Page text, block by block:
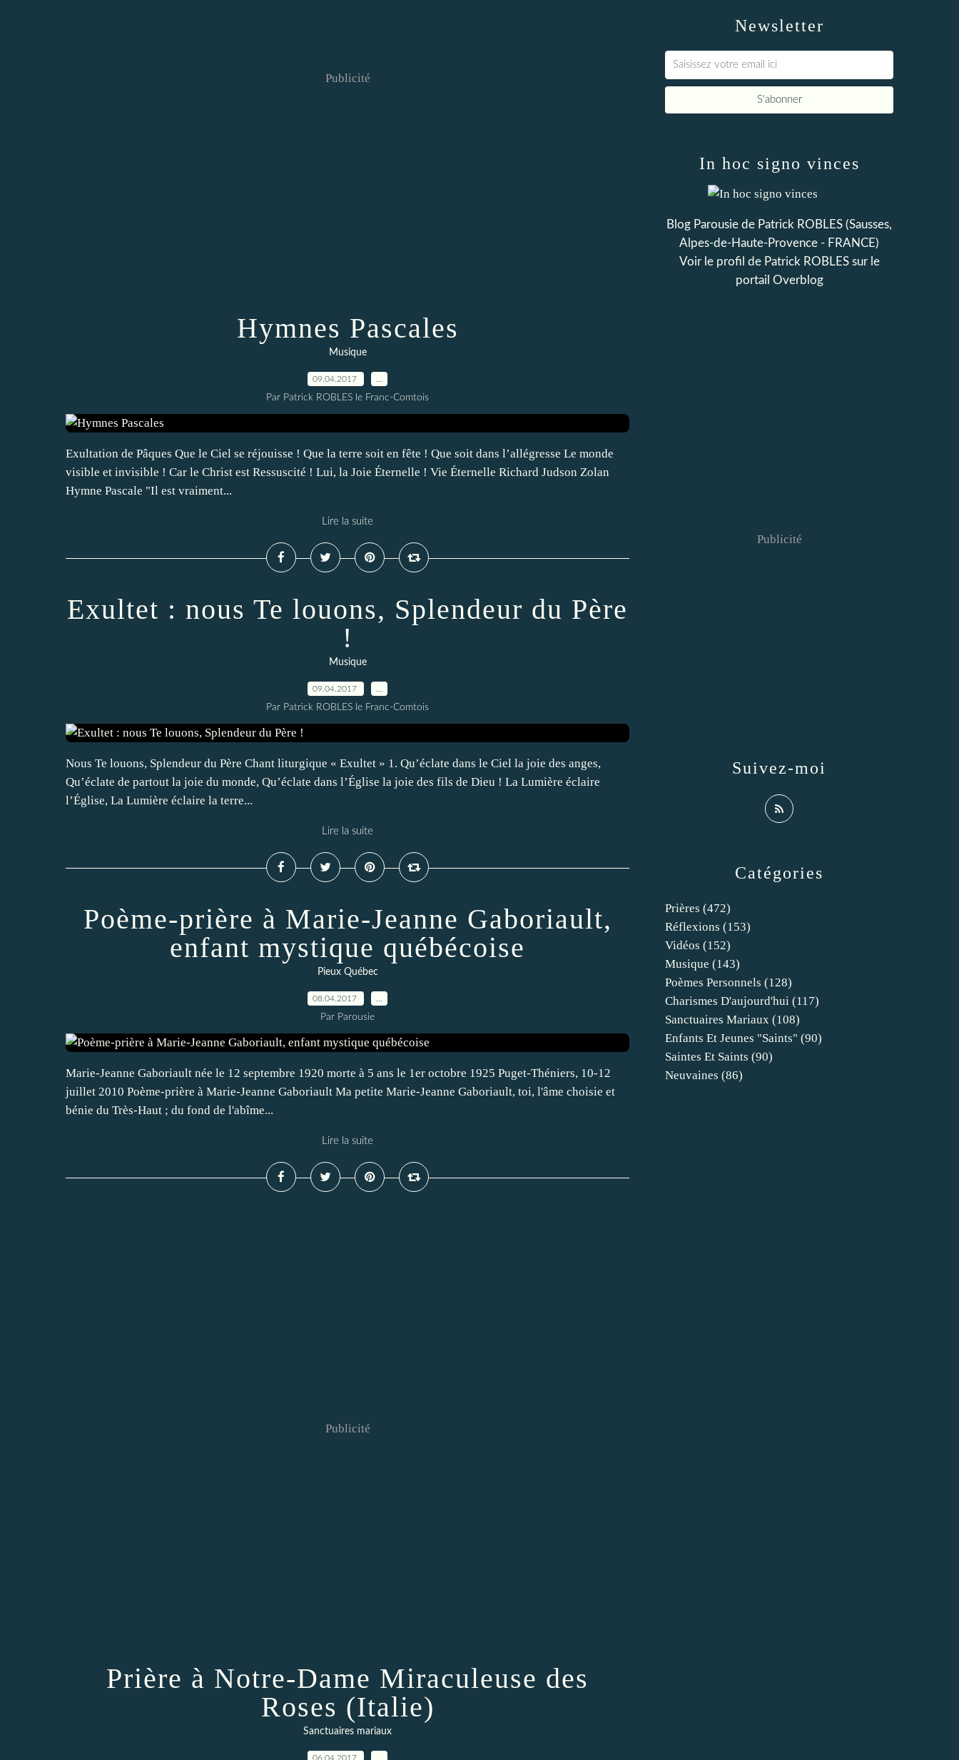
Publicité
Hymnes Pascales
Musique
09.04.2017
Par Patrick ROBLES le Franc-Comtois
Exultation de Pâques Que le Ciel se réjouisse ! Que la terre soit en fête ! Que soit dans l’allégresse Le monde
visible et invisible ! Car le Christ est Ressuscité ! Lui, la Joie Éternelle ! Vie Éternelle Richard Judson Zolan
Hymne Pascale "Il est vraiment...
Lire la suite
Exultet : nous Te louons, Splendeur du Père
!
Musique
09.04.2017
Par Patrick ROBLES le Franc-Comtois
Nous Te louons, Splendeur du Père Chant liturgique « Exultet » 1. Qu’éclate dans le Ciel la joie des anges,
Qu’éclate de partout la joie du monde, Qu’éclate dans l’Église la joie des fils de Dieu ! La Lumière éclaire
l’Église, La Lumière éclaire la terre...
Lire la suite
Poème-prière à Marie-Jeanne Gaboriault,
enfant mystique québécoise
Pieux Québec
08.04.2017
Par Parousie
Marie-Jeanne Gaboriault née le 12 septembre 1920 morte à 5 ans le 1er octobre 1925 Puget-Théniers, 10-12
juillet 2010 Poème-prière à Marie-Jeanne Gaboriault Ma petite Marie-Jeanne Gaboriault, toi, l'âme choisie et
bénie du Très-Haut ; du fond de l'abîme...
Lire la suite
Publicité
Prière à Notre-Dame Miraculeuse des
Roses (Italie)
Sanctuaires mariaux
06.04.2017
Newsletter
Catégories
Prières (472)
Réflexions (153)
Vidéos (152)
Musique (143)
Poèmes Personnels (128)
Charismes D'aujourd'hui (117)
Sanctuaires Mariaux (108)
Enfants Et Jeunes "saints" (90)
Saintes Et Saints (90)
Neuvaines (86)
In hoc signo vinces
Blog Parousie de Patrick ROBLES (Sausses,
Alpes-de-Haute-Provence - FRANCE)
Voir le profil de Patrick ROBLESsur le
portail Overblog
Suivez-moi
Publicité